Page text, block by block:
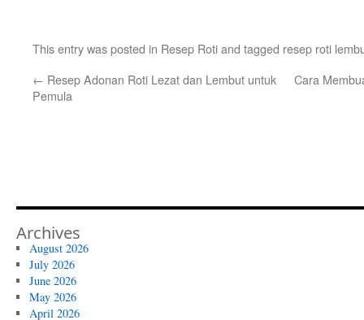
This entry was posted in Resep Rotiand tagged resep roti
← Resep Adonan Roti Lezat dan Lembut untuk
Pemula
Cara
Archives
August 2026
July 2026
June 2026
May 2026
April 2026